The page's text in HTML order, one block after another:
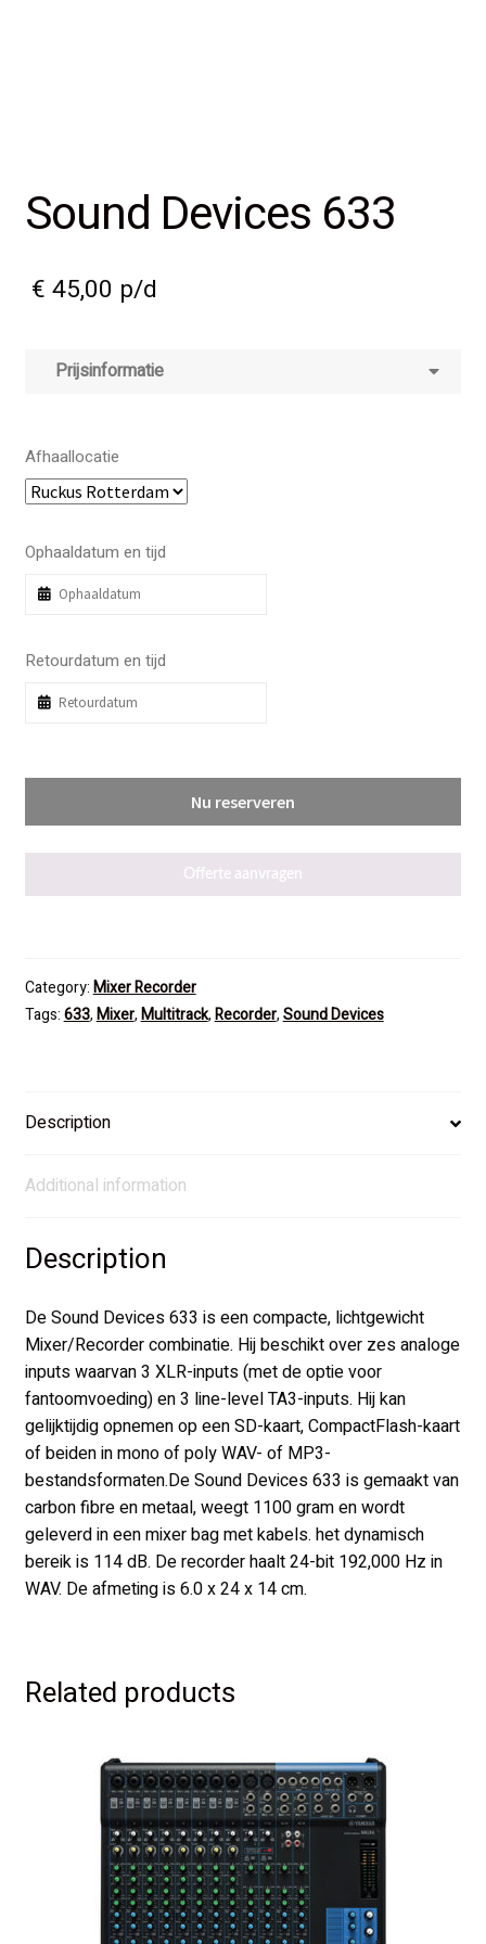
Sound Devices 633
€ 45,00 p/d
Prijsinformatie
Afhaallocatie
Ophaaldatum en tijd
Retourdatum en tijd
Nu reserveren
Offerte aanvragen
Category:Mixer Recorder
Tags:633,Mixer,Multitrack,Recorder,Sound Devices
Description
Additional information
Description
De Sound Devices 633 is een compacte, lichtgewicht
Mixer/Recorder combinatie. Hij beschikt over zes analoge
inputs waarvan 3 XLR-inputs (met de optie voor
fantoomvoeding) en 3 line-level TA3-inputs. Hij kan
gelijktijdig opnemen op een SD-kaart, CompactFlash-kaart
of beiden in mono of poly WAV- of MP3-
bestandsformaten.De Sound Devices 633 is gemaakt van
carbon fibre en metaal, weegt 1100 gram en wordt
geleverd in een mixer bag met kabels. het dynamisch
bereik is 114 dB. De recorder haalt 24-bit 192,000 Hz in
WAV. De afmeting is 6.0 x 24 x 14 cm.
Related products